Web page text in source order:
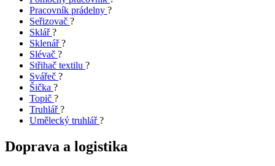
Pracovník prádelny ?
Seřizovač ?
Sklář?
Sklenář?
Slévač ?
Střihač textilu ?
Svářeč ?
Šička ?
Topič ?
Truhlář?
Umělecký truhlář?
Doprava a logistika